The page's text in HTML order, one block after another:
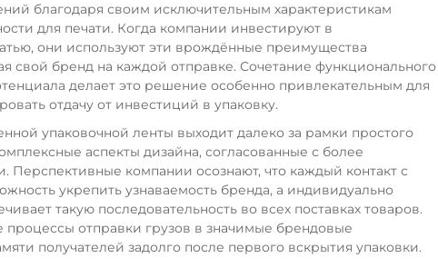
благодаря своим исключительным характеристикам
для печати. Когда компании инвестируют в
они используют эти врождённые преимущества
свой бренд на каждой отправке. Сочетание функционального
делает это решение особенно привлекательным для
отдачу от инвестиций в упаковку.
упаковочной ленты выходит далеко за рамки простого
аспекты дизайна, согласованные с более
компании осознают, что каждый контакт с
укрепить узнаваемость бренда, а индивидуально
такую последовательность во всех поставках товаров.
отправки грузов в значимые брендовые
получателей задолго после первого вскрытия упаковки.